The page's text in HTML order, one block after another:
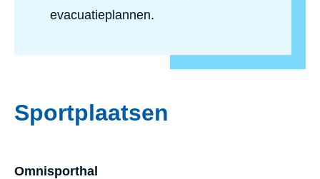
evacuatieplannen.
Sportplaatsen
Omnis­port­hal